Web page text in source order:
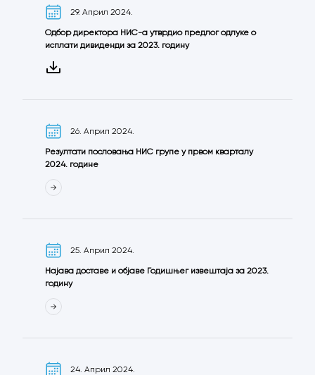
29. Април 2024.
Одбор директора НИС-а утврдио предлог одлуке о
исплати дивиденди за 2023. годину
26. Април 2024.
Резултати пословања НИС групе у првом кварталу
2024. године
25. Април 2024.
Најава доставе и објаве Годишњег извештаја за 2023.
годину
24. Април 2024.